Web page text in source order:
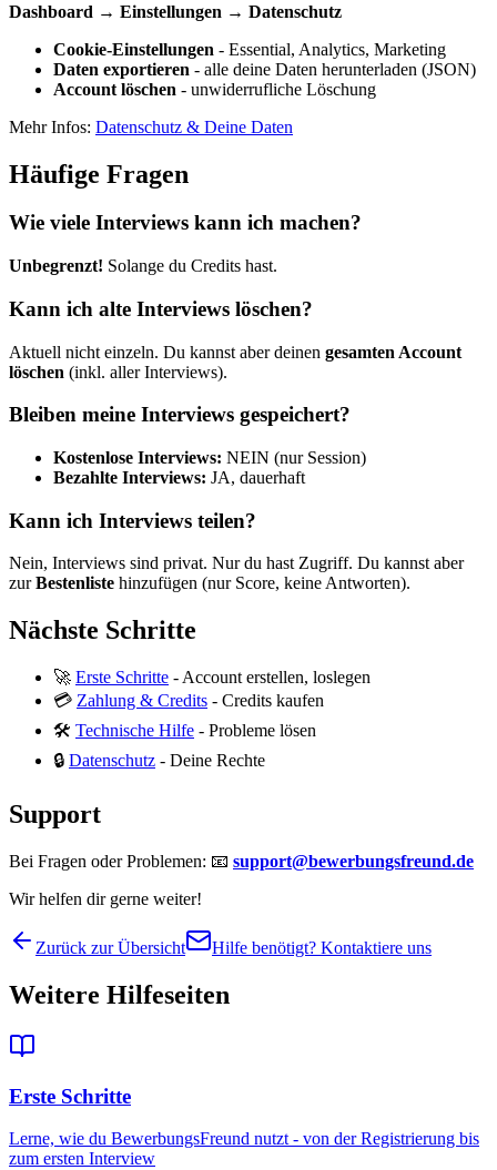
Dashboard → Einstellungen → Datenschutz
Cookie-Einstellungen - Essential, Analytics, Marketing
Daten exportieren - alle deine Daten herunterladen (JSON)
Account löschen - unwiderrufliche Löschung
Mehr Infos: Datenschutz & Deine Daten
Häufige Fragen
Wie viele Interviews kann ich machen?
Unbegrenzt! Solange du Credits hast.
Kann ich alte Interviews löschen?
Aktuell nicht einzeln. Du kannst aber deinen gesamten Account
löschen (inkl. aller Interviews).
Bleiben meine Interviews gespeichert?
Kostenlose Interviews: NEIN (nur Session)
Bezahlte Interviews: JA, dauerhaft
Kann ich Interviews teilen?
Nein, Interviews sind privat. Nur du hast Zugriff. Du kannst aber
zurBestenliste hinzufügen (nur Score, keine Antworten).
Nächste Schritte
🚀 Erste Schritte - Account erstellen, loslegen
💳 Zahlung & Credits - Credits kaufen
🛠️ Technische Hilfe - Probleme lösen
🔒 Datenschutz - Deine Rechte
Support
Bei Fragen oder Problemen: 📧 support@bewerbungsfreund.de
Wir helfen dir gerne weiter!
Zurück zur Übersicht Hilfe benötigt? Kontaktiere uns
Weitere Hilfeseiten
Erste Schritte
Lerne, wie du BewerbungsFreund nutzt - von der Registrierung bis
zum ersten Interview